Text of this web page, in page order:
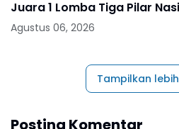
Juara 1 Lomba Tiga Pilar
Agustus 06, 2026
Tampilkan
Posting Komentar